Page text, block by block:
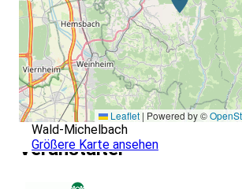
Leaflet | Powered by ©
Wald-Michelbach
Größere Karte ansehen
Veranstalter